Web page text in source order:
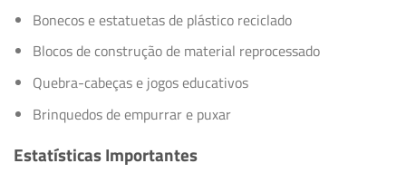
Bonecos e estatuetas de plástico reciclado
Blocos de construção de material reprocessado
Quebra-cabeças e jogos educativos
Brinquedos de empurrar e puxar
Estatísticas Importantes